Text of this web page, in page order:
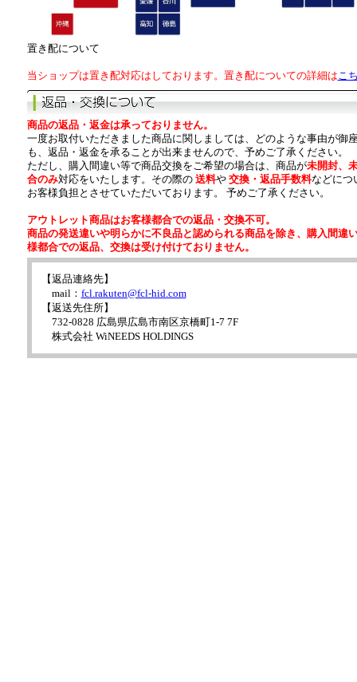
置き配について
当ショップは置き配対応はしております。置き配についての詳細はこ
商品の返品・返金は承っておりません。
一度お取付いただきました商品に関しましては、どのような事由が御
も、返品・返金を承ることが出来ませんので、予めご了承ください。
ただし、購入間違い等で商品交換をご希望の場合は、商品が未開封、
合のみ対応をいたします。その際の 送料や 交換・返品手数料などにつ
お客様負担とさせていただいております。 予めご了承ください。
アウトレット商品はお客様都合での返品・交換不可。
商品の発送違いや明らかに不良品と認められる商品を除き、購入間違
様都合での返品、交換は受け付けておりません。
【返品連絡先】
mail： fcl.rakuten@fcl-hid.com
【返送先住所】
732-0828 広島県広島市南区京橋町1-7 7F
株式会社 WiNEEDS HOLDINGS